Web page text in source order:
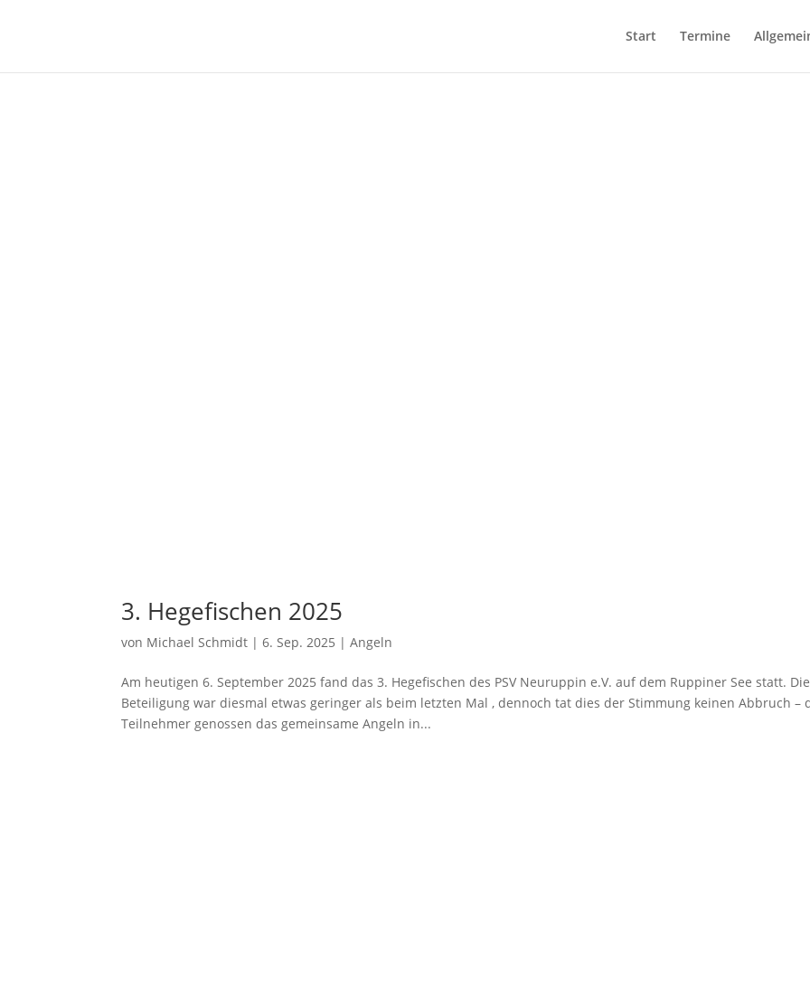
Start Termine
3. Hegefischen 2025
von Michael Schmidt |6. Sep. 2025 |Angeln
Am heutigen 6. September 2025 fand das 3. Hegefischen des PSV Neuruppin e.V. auf dem Ruppiner See statt. Die
Beteiligung war diesmal etwas geringer als beim letzten Mal , dennoch tat dies der Stimmung keinen Abbruch –
Teilnehmer genossen das gemeinsame Angeln in...